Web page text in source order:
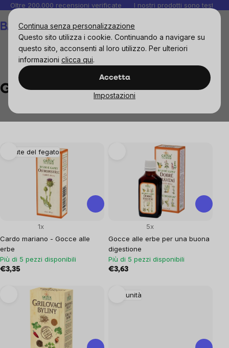
Continua senza personalizzazione
Questo sito utilizza i cookie. Continuando a navigare su
questo sito, acconsenti al loro utilizzo. Per ulteriori
informazioni clicca qui.
Accetta
Impostazioni
Salta
contenuto
Oltre 200.000 recensioni verificate I nostri prodotti sono testati
Grešík Waldemar
Grešík Waldemar
List
products
Salute del fegato
Cardo mariano - Gocce alle
erbe
1x
Più di 5 pezzi disponibili
€3,35
Gocce alle erbe per una buona
digestione
5x
Più di 5 pezzi disponibili
€3,63
Immunità